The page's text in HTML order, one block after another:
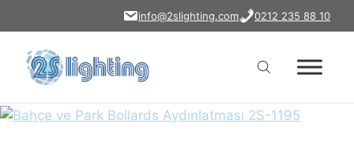
atla
info@2slighting.com 0212 235 88 10
bahce-park-bollards-
aydinlatmasi-2s-1195